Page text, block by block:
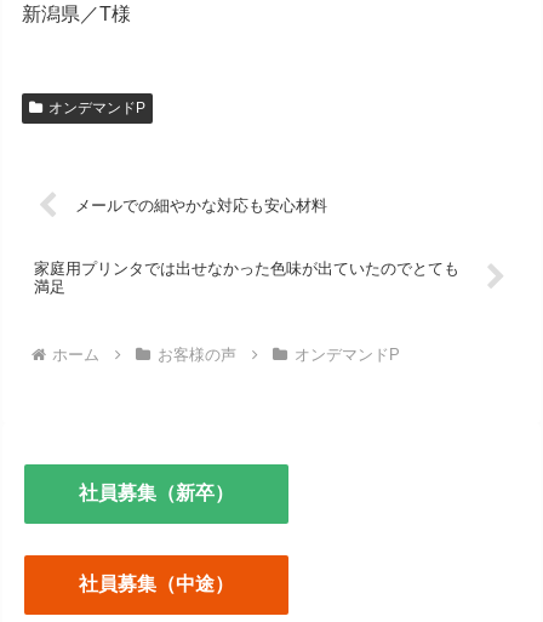
新潟県／T様
オンデマンドP
メールでの細やかな対応も安心材料
家庭用プリンタでは出せなかった色味が出ていたのでとても
満足
ホーム お客様の声 オンデマンドP
社員募集（新卒）
社員募集（中途）